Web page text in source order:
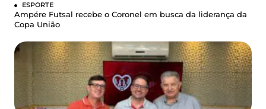
ESPORTE
Ampére Futsal recebe o Coronel em busca da liderança da
Copa União